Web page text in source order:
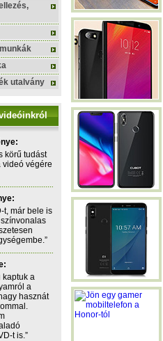
utalvány
körű tudást
videó végére
t, már bele is
kaptuk a
a
hasznát
t is.”